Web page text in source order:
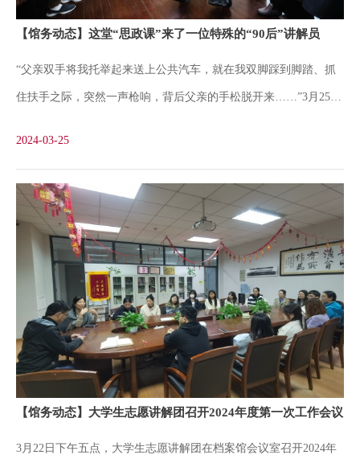
料上的名字和事迹变得生动起来。”她表示，刘光华先生的描述和
耕校史研究、传播校史文化、赓续红色文脉。不仅是肖琳琳，学校
今天特别组织了一批学生志愿讲解员，他们今天在现场聆听了烈士
【馆务动态】这堂“思政课”来了一位特殊的“90后”讲解员
“父亲双手将我托举起来送上公共汽车，就在我双脚踩到脚踏、抓
住扶手之际，突然一声枪响，背后父亲的手松脱开来……”3月25
殉难日即将到来之际，刘光华校友在亲属的陪同下，回到留下自己
儿时记忆的旧居缅怀父亲、追忆历史，也为在场的师生们带来了一
堂生动的“思政课”。“重返”儿时旧居，进行一场过去与现在的对话
1947年，还在沪江大学政治学系读书并担任学生会副主席的刘光
华，因参与爱国运动被勒令退学，之后他就北上赴燕京大学求学。
从那时起的77年间，除了父亲殉难70周年回校祭奠，这是98岁高龄
的刘光华“重返”阔别多年的校园，首次回到儿时居所——原沪江大
学教员住宅楼108号，现刘湛恩烈士故居红色文化主题馆。在主题
前父亲殉难时的场景，师生和亲友们无不动容。档案馆肖琳琳老师
2024-03-25
【馆务动态】大学生志愿讲解团召开2024年度第一次工作会议
3月22日下午五点，大学生志愿讲解团在档案馆会议室召开2024年